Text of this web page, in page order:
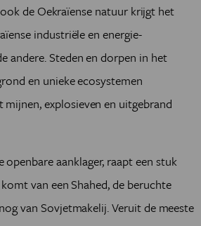
ook de Oekraïense natuur krijgt het
industriële en energie-
andere. Steden en dorpen in het
en unieke ecosystemen
explosieven en uitgebrand
aanklager, raapt een stuk
van een Shahed, de beruchte
van Sovjetmakelij. Veruit de meeste